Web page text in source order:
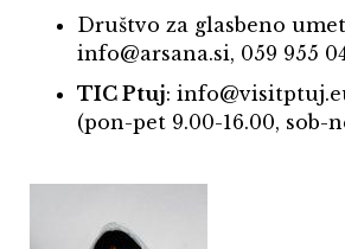
Društvo za glasbeno
info@arsana.si, 059 955
TIC Ptuj:
(pon-pet 9.00-16.00, sob-